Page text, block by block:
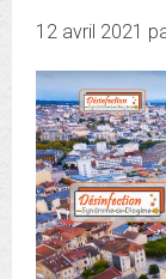
12 avril 2021